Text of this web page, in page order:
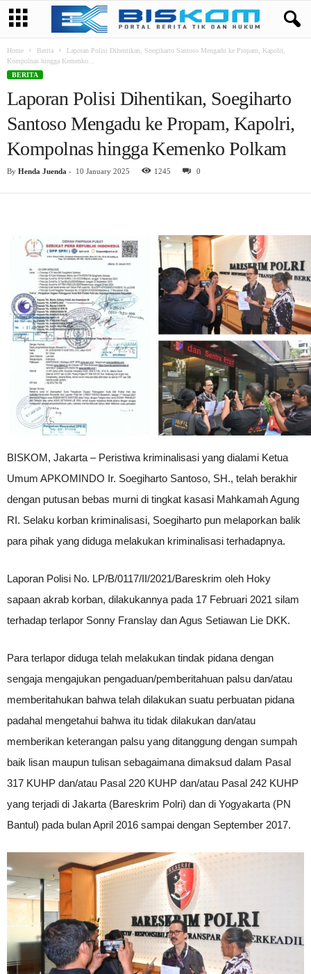
Home Berita
Laporan Polisi Dihentikan, Soegiharto Santoso Mengadu ke Propam, Kapolri,
Kompolnas hingga Kemenko...
BERITA
Laporan Polisi Dihentikan, Soegiharto
Santoso Mengadu ke Propam, Kapolri,
Kompolnas hingga Kemenko Polkam
By Henda Juenda - 10 January 2025 1245 0
BISKOM, Jakarta – Peristiwa kriminalisasi yang dialami Ketua
Umum APKOMINDO Ir. Soegiharto Santoso, SH., telah berakhir
dengan putusan bebas murni di tingkat kasasi Mahkamah Agung
RI. Selaku korban kriminalisasi, Soegiharto pun melaporkan balik
para pihak yang diduga melakukan kriminalisasi terhadapnya.
Laporan Polisi No. LP/B/0117/II/2021/Bareskrim oleh Hoky
sapaan akrab korban, dilakukannya pada 17 Februari 2021 silam
terhadap terlapor Sonny Franslay dan Agus Setiawan Lie DKK.
Para terlapor diduga telah melakukan tindak pidana dengan
sengaja mengajukan pengaduan/pemberitahuan palsu dan/atau
memberitahukan bahwa telah dilakukan suatu perbuatan pidana
padahal mengetahui bahwa itu tidak dilakukan dan/atau
memberikan keterangan palsu yang ditanggung dengan sumpah
baik lisan maupun tulisan sebagaimana dimaksud dalam Pasal
317 KUHP dan/atau Pasal 220 KUHP dan/atau Pasal 242 KUHP
yang terjadi di Jakarta (Bareskrim Polri) dan di Yogyakarta (PN
Bantul) pada bulan April 2016 sampai dengan September 2017.